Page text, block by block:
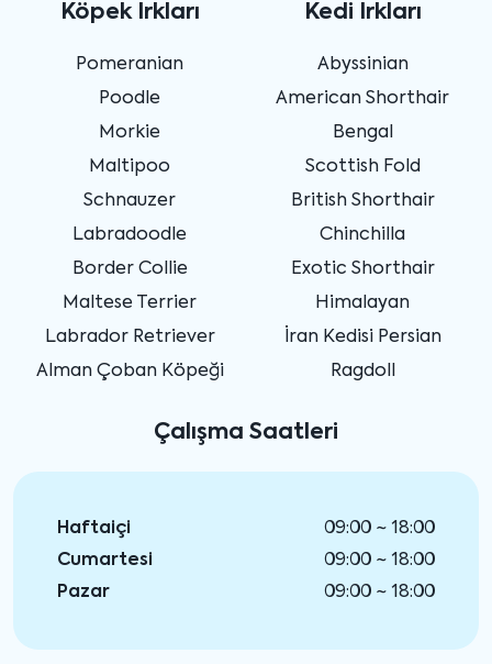
Köpek Irkları
Pomeranian
Poodle
Morkie
Maltipoo
Schnauzer
Labradoodle
Border Collie
Maltese Terrier
Labrador Retriever
Alman Çoban Köpeği
Kedi Irkları
Abyssinian
American Shorthair
Bengal
Scottish Fold
British Shorthair
Chinchilla
Exotic Shorthair
Himalayan
İran Kedisi Persian
Ragdoll
Çalışma Saatleri
Haftaiçi
09:00 ~ 18:00
Cumartesi
09:00 ~ 18:00
Pazar
09:00 ~ 18:00